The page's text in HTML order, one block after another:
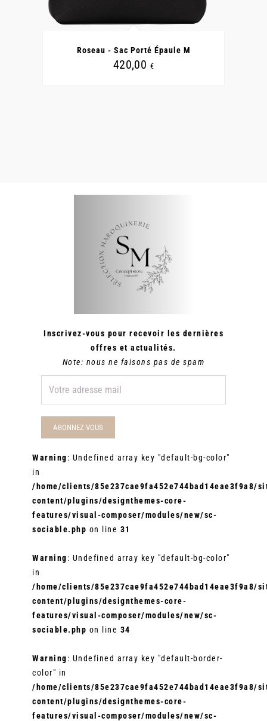
CE
PLUSIEURS
VARIATIONS.
LES
Roseau - Sac Porté Épaule M
420,00 €
Inscrivez-vous pour recevoir les dernières
offres et actualités.
Note: nous ne faisons pas de spam
Warning: Undefined array key "default-bg-color"
in
/home/clients/
content/plugins/designthemes-core-
features/visual-composer/modules/new/sc-
sociable.php on line 31
Warning: Undefined array key "default-bg-color"
in
/home/clients/
content/plugins/designthemes-core-
features/visual-composer/modules/new/sc-
sociable.php on line 34
Warning: Undefined array key "default-border-
color" in
/home/clients/
content/plugins/designthemes-core-
features/visual-composer/modules/new/sc-